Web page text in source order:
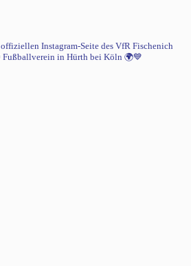
Instagram-Seite des VfR Fischenich
Fußballverein in Hürth bei Köln 🌍💙